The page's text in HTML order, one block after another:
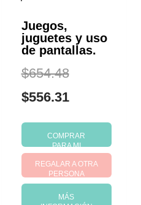
Juegos,
juguetes y uso
de pantallas.
$654.48El
precio
original
era:
$654.48.
$556.31El
precio
actual
es:
$556.31.
COMPRAR
PARA MI
REGALAR A OTRA
PERSONA
MÁS